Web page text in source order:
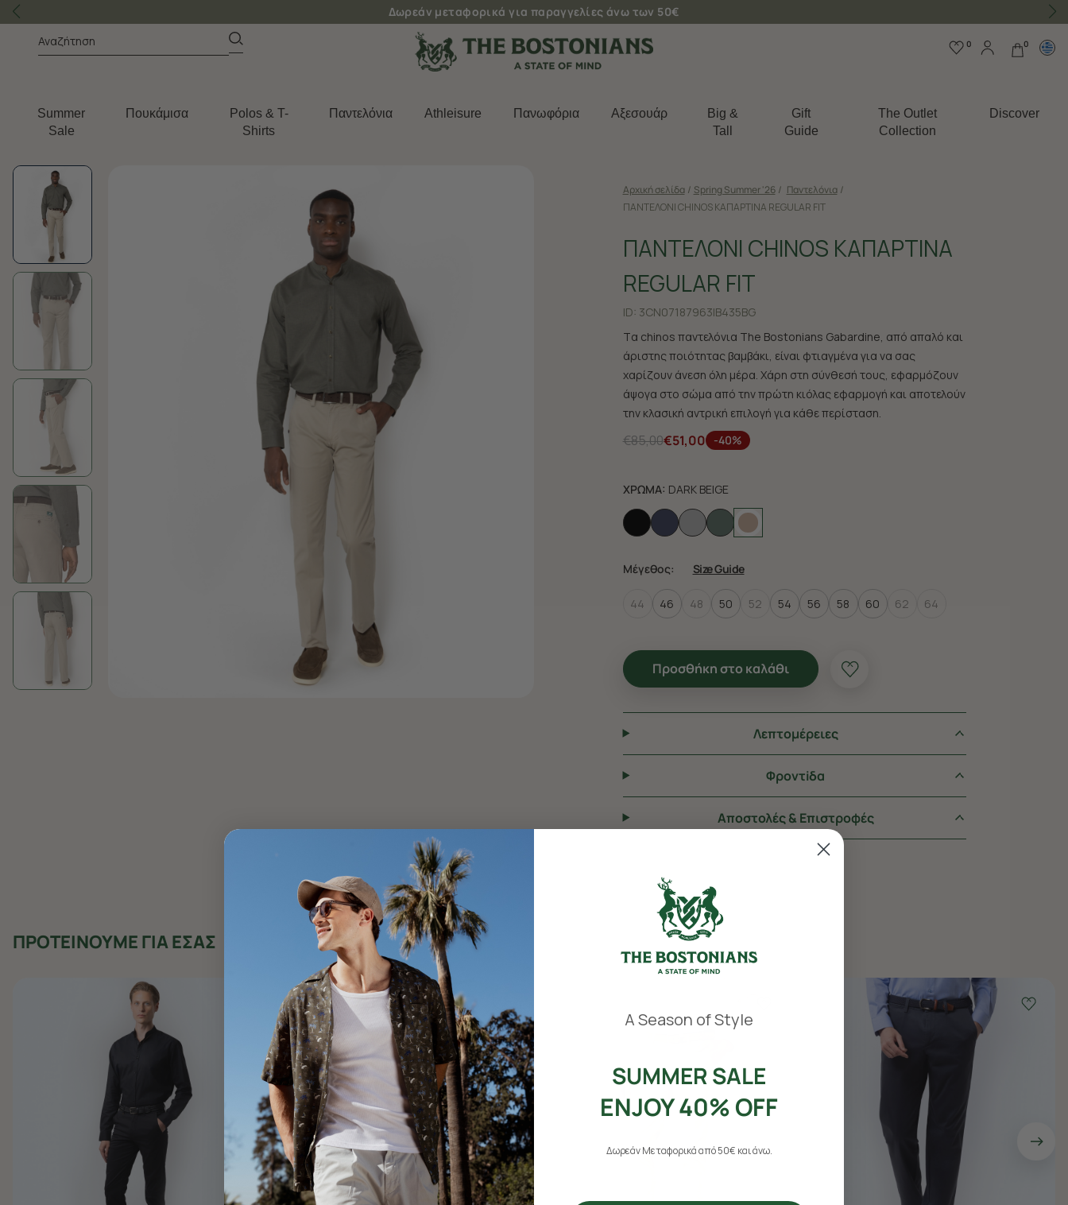
Δωρεάν μεταφορικά για παραγγελίες άνω των 50€
0 0
Summer
Sale
Πουκάμισα
Polos & T-
Shirts
Παντελόνια Athleisure Πανωφόρια Aξεσουάρ
Big &
Tall
Gift
Guide
The Outlet
Collection
Discover
Αρχική σελίδα / Spring Summer '26 / Παντελόνια /
ΠΑΝΤΕΛΟΝΙ CHINOS ΚΑΠΑΡΤΙΝΑ REGULAR FIT
ΠΑΝΤΕΛΟΝΙ CHINOS ΚΑΠΑΡΤΙΝΑ
REGULAR FIT
ID: 3CN07187963|B435BG
Tα chinos παντελόνια The Bostonians Gabardine, από απαλό και
άριστης ποιότητας βαμβάκι, είναι φτιαγμένα για να σας
χαρίζουν άνεση όλη μέρα. Χάρη στη σύνθεσή τους, εφαρμόζουν
άψογα στο σώμα από την πρώτη κιόλας εφαρμογή και αποτελούν
την κλασική αντρική επιλογή για κάθε περίσταση.
€85,00€51,00 -40%
ΧΡΩΜΑ: DARK BEIGE
Μέγεθος: Size Guide
44 46 48 50 52 54 56 58 60 62 64
Προσθήκη στο καλάθι
Λεπτομέρειες
Φροντiδα
Αποστολές & Επιστροφές
ΠΡΟΤΕΙΝΟΥΜΕ ΓΙΑ ΕΣΑΣ
A Season of Style
SUMMER SALE
ENJOY 40% OFF
Δωρεάν Μεταφορικά από 50€ και άνω.